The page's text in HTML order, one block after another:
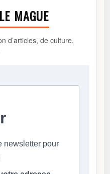
MAGUE
d’articles, de culture,